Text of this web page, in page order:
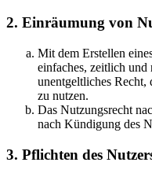
2. Einräumung von
Mit dem Erstellen
einfaches, zeitlich und
unentgeltliches Recht,
zu nutzen.
Das Nutzungsrecht
nach Kündigung des
3. Pflichten des